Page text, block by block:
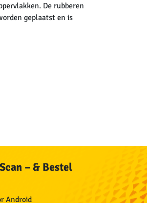
De rubberen
geplaatst en is
– & Bestel
Android